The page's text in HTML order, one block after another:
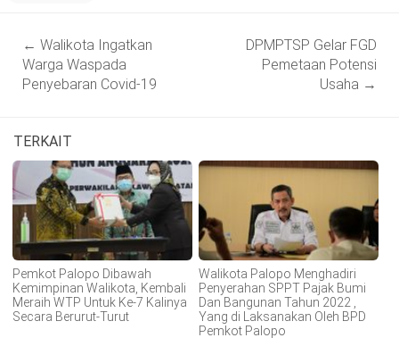
navigation
← Walikota Ingatkan
Warga Waspada
Penyebaran Covid-19
DPMPTSP Gelar FGD
Pemetaan Potensi
Usaha →
TERKAIT
Pemkot Palopo Dibawah
Kemimpinan Walikota, Kembali
Meraih WTP Untuk Ke-7 Kalinya
Secara Berurut-Turut
Walikota Palopo Menghadiri
Penyerahan SPPT Pajak Bumi
Dan Bangunan Tahun 2022 ,
Yang di Laksanakan Oleh BPD
Pemkot Palopo